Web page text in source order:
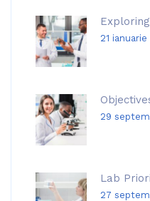
21 ianuarie
29
Lab
27